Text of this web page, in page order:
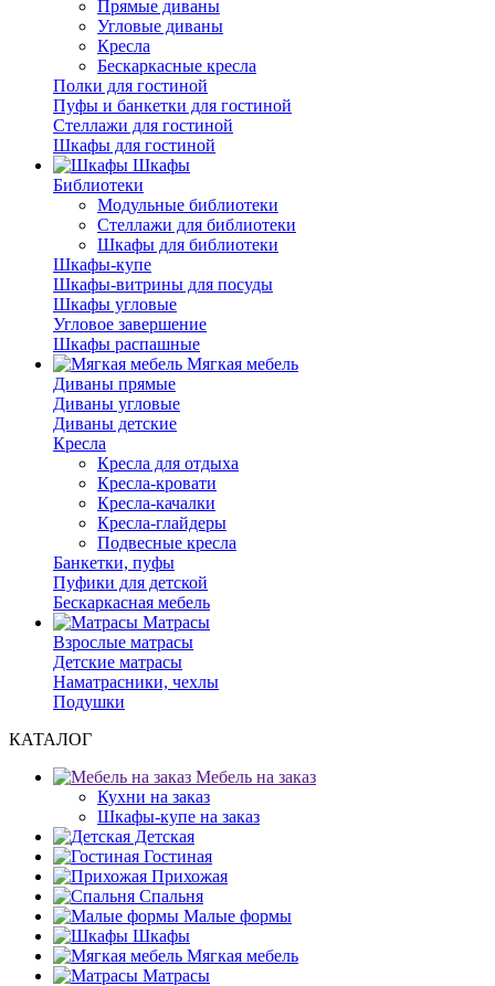
Прямые диваны
Угловые диваны
Кресла
Бескаркасные кресла
Полки для гостиной
Пуфы и банкетки для гостиной
Стеллажи для гостиной
Шкафы для гостиной
Шкафы
Библиотеки
Модульные библиотеки
Стеллажи для библиотеки
Шкафы для библиотеки
Шкафы-купе
Шкафы-витрины для посуды
Шкафы угловые
Угловое завершение
Шкафы распашные
Мягкая мебель
Диваны прямые
Диваны угловые
Диваны детские
Кресла
Кресла для отдыха
Кресла-кровати
Кресла-качалки
Кресла-глайдеры
Подвесные кресла
Банкетки, пуфы
Пуфики для детской
Бескаркасная мебель
Матрасы
Взрослые матрасы
Детские матрасы
Наматрасники, чехлы
Подушки
КАТАЛОГ
Мебель на заказ
Кухни на заказ
Шкафы-купе на заказ
Детская
Гостиная
Прихожая
Спальня
Малые формы
Шкафы
Мягкая мебель
Матрасы